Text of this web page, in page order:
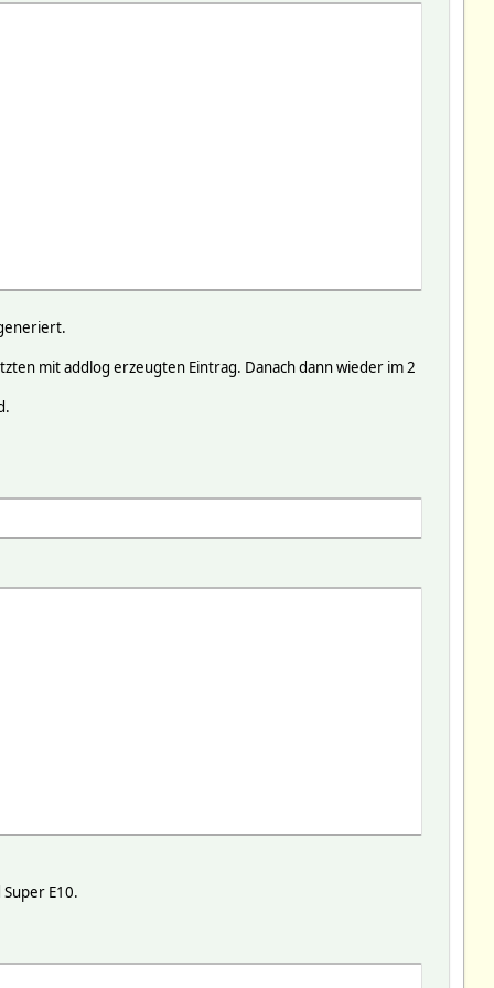
Max-Age=31449600; Path=/; SameSite=Lax
mit addlog erzeugten Eintrag. Danach dann wieder im 2
E10.